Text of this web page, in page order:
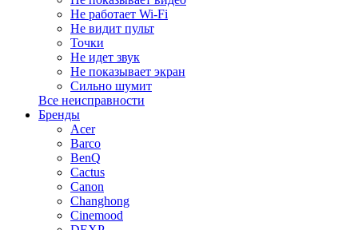
Не работает Wi-Fi
Не видит пульт
Точки
Не идет звук
Не показывает экран
Сильно шумит
Все неисправности
Бренды
Acer
Barco
BenQ
Cactus
Canon
Changhong
Cinemood